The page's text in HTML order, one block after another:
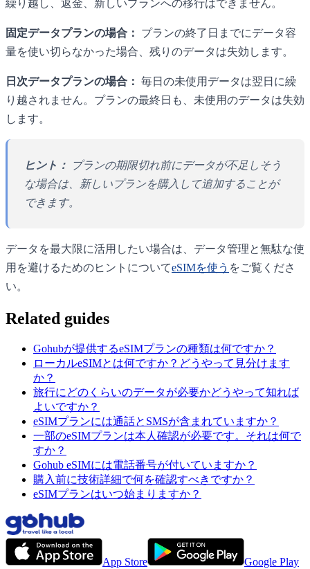
繰り越し、返金、新しいプランへの移行はできません。
固定データプランの場合：
プランの終了日までにデータ容
量を使い切らなかった場合、残りのデータは失効します。
日次データプランの場合： 毎日の未使用データは翌日に繰
り越されません。プランの最終日も、未使用のデータは失効
します。
ヒント：
プランの期限切れ前にデータが不足しそう
な場合は、新しいプランを購入して追加することが
できます。
データを最大限に活用したい場合は、データ管理と無駄な使
用を避けるためのヒントについてeSIMを使う をご覧くださ
い。
Related guides
Gohubが提供するeSIMプランの種類は何ですか？
ローカルeSIMとは何ですか？どうやって見分けます
か？
旅行にどのくらいのデータが必要かどうやって知れば
よいですか？
eSIMプランには通話とSMSが含まれていますか？
一部のeSIMプランは本人確認が必要です。それは何で
すか？
Gohub eSIMには電話番号が付いていますか？
購入前に技術詳細で何を確認すべきですか？
eSIMプランはいつ始まりますか？
App Store Google Play